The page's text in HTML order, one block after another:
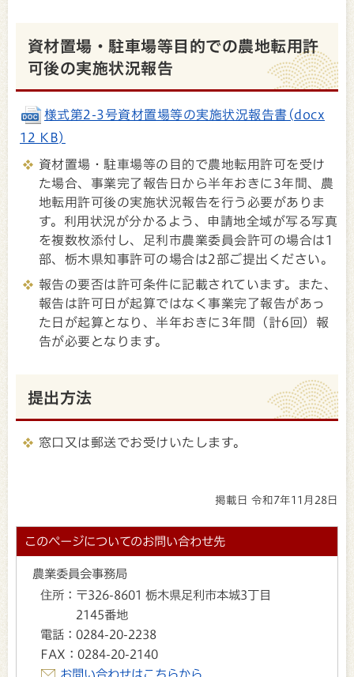
資材置場・駐車場等目的での農地転用許
可後の実施状況報告
様式第2-3号資材置場等の実施状況報告書(docx
12 KB)
資材置場・駐車場等の目的で農地転用許可を受け
た場合、事業完了報告日から半年おきに3年間、農
地転用許可後の実施状況報告を行う必要がありま
す。利用状況が分かるよう、申請地全域が写る写真
を複数枚添付し、足利市農業委員会許可の場合は1
部、栃木県知事許可の場合は2部ご提出ください。
報告の要否は許可条件に記載されています。また、
報告は許可日が起算ではなく事業完了報告があっ
た日が起算となり、半年おきに3年間（計6回）報
告が必要となります。
提出方法
窓口又は郵送でお受けいたします。
掲載日 令和7年11月28日
このページについてのお問い合わせ先
農業委員会事務局
住所： 〒326-8601 栃木県足利市本城3丁目
2145番地
電話： 0284-20-2238
FAX： 0284-20-2140
お問い合わせはこちらから